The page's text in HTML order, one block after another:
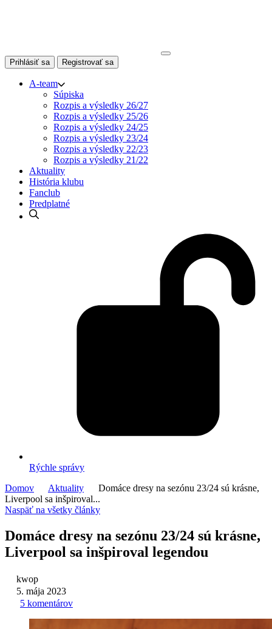
Prihlásiť sa Registrovať sa
A-team
Súpiska
Rozpis a výsledky 26/27
Rozpis a výsledky 25/26
Rozpis a výsledky 24/25
Rozpis a výsledky 23/24
Rozpis a výsledky 22/23
Rozpis a výsledky 21/22
Aktuality
História klubu
Fanclub
Predplatné
Rýchle správy
Domov
Aktuality
Domáce dresy na sezónu 23/24 sú krásne,
Liverpool sa inšpiroval...
Naspäť na všetky články
Domáce dresy na sezónu 23/24 sú krásne,
Liverpool sa inšpiroval legendou
kwop
5. mája 2023
5 komentárov